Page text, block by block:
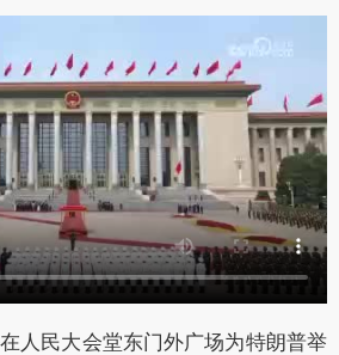
人民大会堂东门外广场为特朗普举